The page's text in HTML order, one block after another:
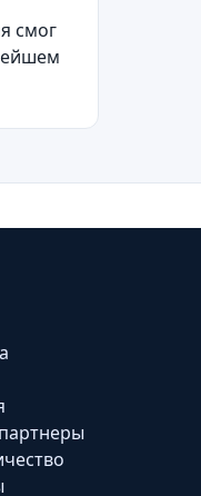
смог